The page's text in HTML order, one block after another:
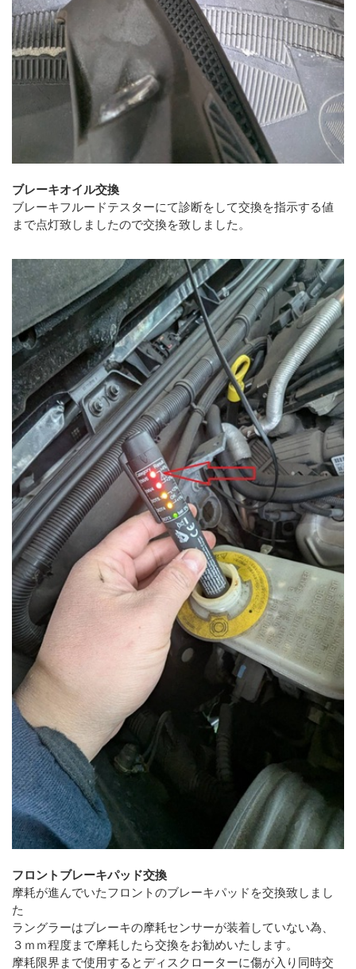
ブレーキオイル交換
ブレーキフルードテスターにて診断をして交換を指示する値
まで点灯致しましたので交換を致しました。
フロントブレーキパッド交換
摩耗が進んでいたフロントのブレーキパッドを交換致しまし
た
ラングラーはブレーキの摩耗センサーが装着していない為、
３ｍｍ程度まで摩耗したら交換をお勧めいたします。
摩耗限界まで使用するとディスクローターに傷が入り同時交